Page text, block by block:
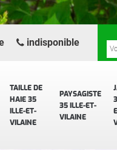
TAILLE DE
HAIE 35
ILLE-ET-
VILAINE
PAYSAGISTE
35 ILLE-ET-
VILAINE
indisponible